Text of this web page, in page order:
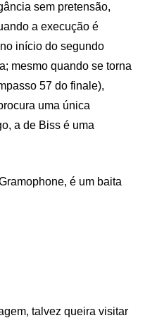
sem pretensão,
a execução é
início do segundo
mesmo quando se torna
57 do finale),
uma única
a de Biss é uma
é um baita
talvez queira visitar